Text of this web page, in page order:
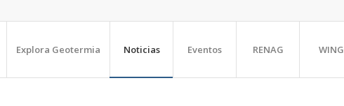
Explora Geotermia Noticias Eventos RENAG WING